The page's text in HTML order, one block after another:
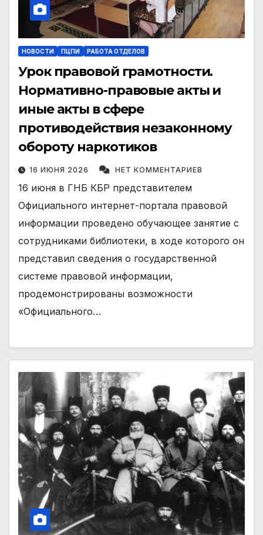
НОВОСТИ ПЦПИ РАБОТА ОТДЕЛОВ
Урок правовой грамотности.
Нормативно-правовые акты и
иные акты в сфере
противодействия незаконному
обороту наркотиков
16 ИЮНЯ 2026 НЕТ КОММЕНТАРИЕВ
16 июня в ГНБ КБР представителем
Официального интернет-портала правовой
информации проведено обучающее занятие с
сотрудниками библиотеки, в ходе которого он
представил сведения о государственной
системе правовой информации,
продемонстрированы возможности
«Официального…